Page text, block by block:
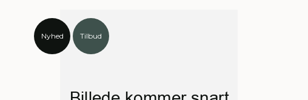
Nyhed Tilbud